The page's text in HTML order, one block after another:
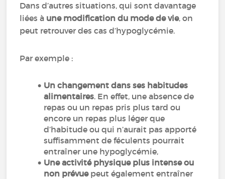
Dans d’autres situations, qui sont davantage
liées à une modification du mode de vie, on
peut retrouver des cas d’hypoglycémie.
Par exemple :
Un changement dans ses habitudes
alimentaires. En effet, une absence de
repas ou un repas pris plus tard ou
encore un repas plus léger que
d’habitude ou qui n’aurait pas apporté
suffisamment de féculents pourrait
entraîner une hypoglycémie,
Une activité physique plus intense ou
non prévuepeut également entraîner